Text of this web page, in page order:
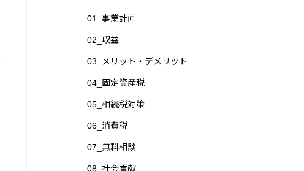
01_事業計画
02_収益
03_メリット・デメリット
04_固定資産税
05_相続税対策
06_消費税
07_無料相談
08_社会貢献